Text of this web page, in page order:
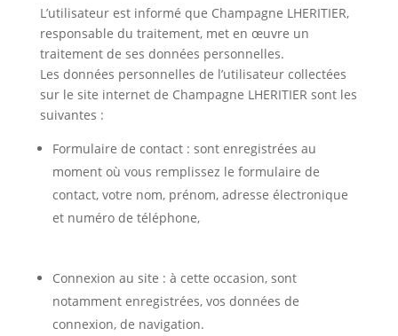
L’utilisateur est informé que Champagne LHERITIER,
responsable du traitement, met en œuvre un
traitement de ses données personnelles.
Les données personnelles de l’utilisateur collectées
sur le site internet de Champagne LHERITIER sont les
suivantes :
Formulaire de contact : sont enregistrées au
moment où vous remplissez le formulaire de
contact, votre nom, prénom, adresse électronique
et numéro de téléphone,
Connexion au site : à cette occasion, sont
notamment enregistrées, vos données de
connexion, de navigation.